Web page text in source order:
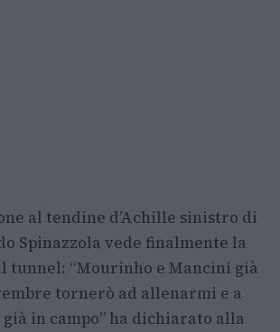
al tendine d’Achille sinistro di
Spinazzola vede finalmente la
tunnel: “Mourinho e Mancini già
tornerò ad allenarmi e a
in campo” ha dichiarato alla